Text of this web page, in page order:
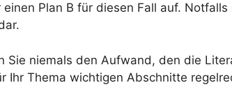
Plan B für diesen Fall auf.
Sie niemals den Aufwand, den die
Ihr Thema wichtigen Abschnitte